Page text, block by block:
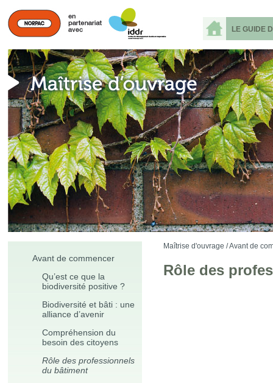
LE GUIDE
Avant de commencer
Qu’est ce que la
biodiversité positive ?
Biodiversité et bâti : une
alliance d’avenir
Compréhension du
besoin des citoyens
Rôle des professionnels
du bâtiment
Maîtrise d'ouvrage /Avant de
Rôle des